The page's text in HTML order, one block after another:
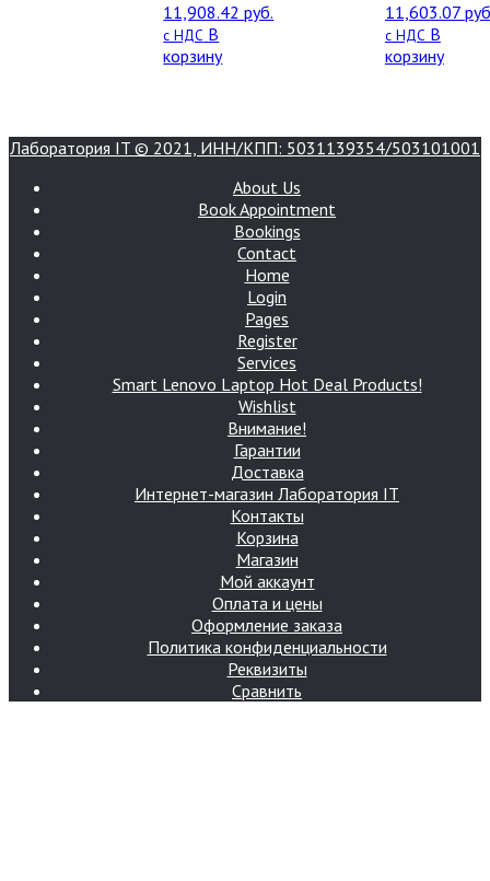
11,908.42руб.
с НДС В
корзину
11,603.07
с НДС В
корзину
Лаборатория IT © 2021, ИНН/КПП: 5031139354/503101001
About Us
Book Appointment
Bookings
Contact
Home
Login
Pages
Register
Services
Smart Lenovo Laptop Hot Deal Products!
Wishlist
Внимание!
Гарантии
Доставка
Интернет-магазин Лаборатория IT
Контакты
Корзина
Магазин
Мой аккаунт
Оплата и цены
Оформление заказа
Политика конфиденциальности
Реквизиты
Сравнить